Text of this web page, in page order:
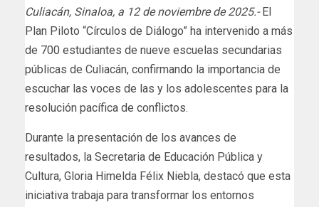
Culiacán, Sinaloa, a 12 de noviembre de 2025.-El
Plan Piloto “Círculos de Diálogo” ha intervenido a más
de 700 estudiantes de nueve escuelas secundarias
públicas de Culiacán, confirmando la importancia de
escuchar las voces de las y los adolescentes para la
resolución pacífica de conflictos.
Durante la presentación de los avances de
resultados, la Secretaria de Educación Pública y
Cultura, Gloria Himelda Félix Niebla, destacó que esta
iniciativa trabaja para transformar los entornos